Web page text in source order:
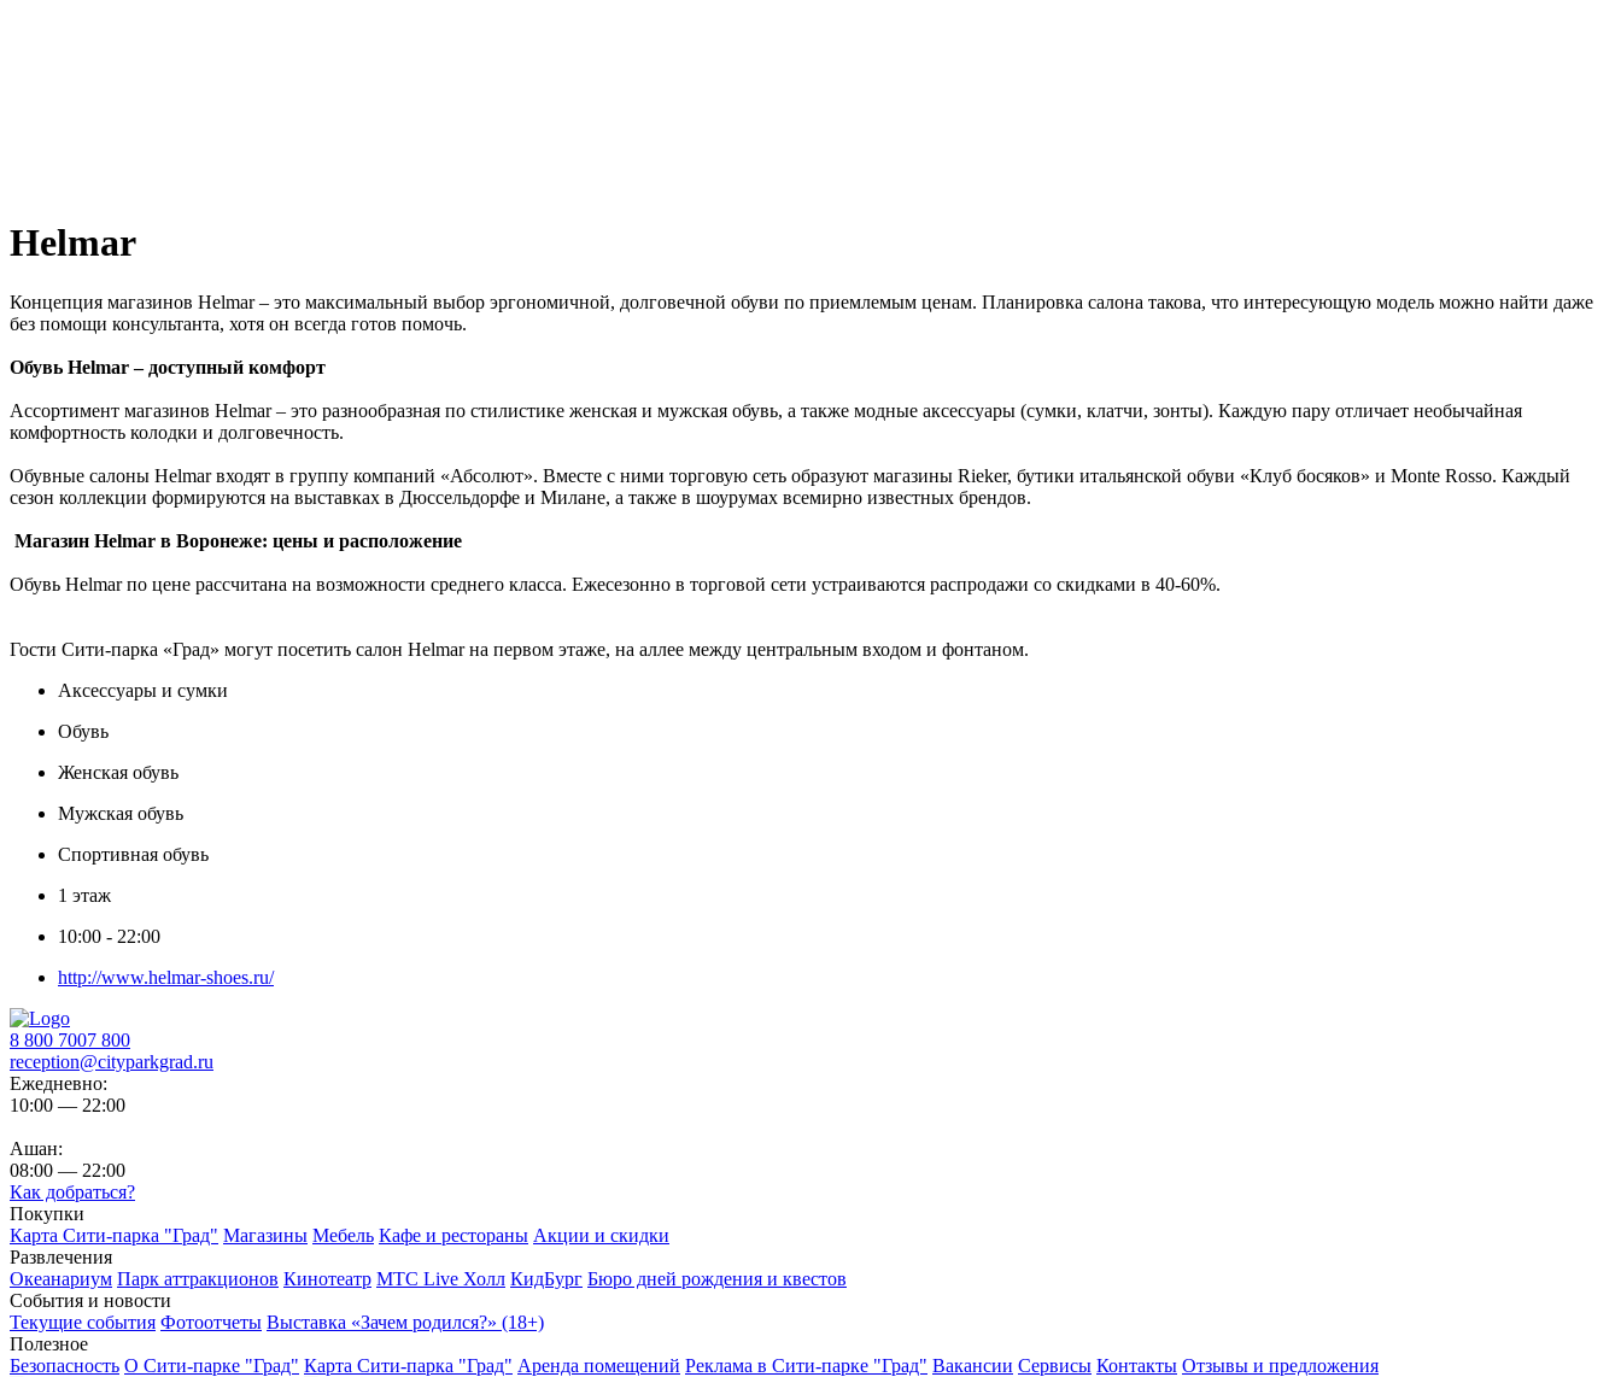
Helmar
Концепция магазинов Helmar – это максимальный выбор эргономичной, долговечной обуви по приемлемым ценам. Планировка салона такова, что интересующую модель можно найти даже
без помощи консультанта, хотя он всегда готов помочь.
Обувь Helmar – доступный комфорт
Ассортимент магазинов Helmar – это разнообразная по стилистике женская и мужская обувь, а также модные аксессуары (сумки, клатчи, зонты). Каждую пару отличает необычайная
комфортность колодки и долговечность.
Обувные салоны Helmar входят в группу компаний «Абсолют». Вместе с ними торговую сеть образуют магазины Rieker, бутики итальянской обуви «Клуб босяков» и Monte Rosso. Каждый
сезон коллекции формируются на выставках в Дюссельдорфе и Милане, а также в шоурумах всемирно известных брендов.
Магазин Helmar в Воронеже: цены и расположение
Обувь Helmar по цене рассчитана на возможности среднего класса. Ежесезонно в торговой сети устраиваются распродажи со скидками в 40-60%.
Гости Сити-парка «Град» могут посетить салон Helmar на первом этаже, на аллее между центральным входом и фонтаном.
Аксессуары и сумки
Обувь
Женская обувь
Мужская обувь
Спортивная обувь
1 этаж
10:00 - 22:00
http://www.helmar-shoes.ru/
8 800 7007 800
reception@cityparkgrad.ru
Ежедневно:
10:00 — 22:00
Ашан:
08:00 — 22:00
Как добраться?
Покупки
Карта Сити-парка "Град" Магазины Мебель Кафе и рестораны Акции и скидки
Развлечения
Океанариум Парк аттракционов Кинотеатр МТС Live Холл КидБург Бюро дней рождения и квестов
События и новости
Текущие события Фотоотчеты Выставка «Зачем родился?» (18+)
Полезное
Безопасность О Сити-парке "Град" Карта Сити-парка "Град" Аренда помещений Реклама в Сити-парке "Град" Вакансии Сервисы Контакты Отзывы и предложения